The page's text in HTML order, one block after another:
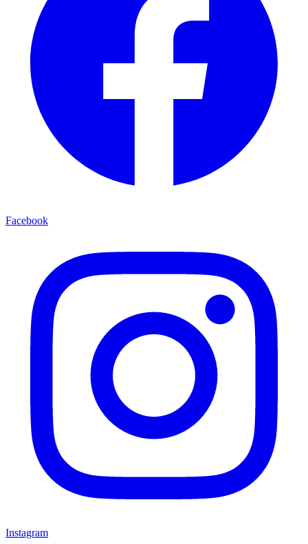
Facebook
Instagram